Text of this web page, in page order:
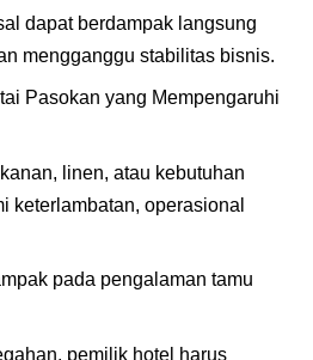
dapat berdampak langsung
mengganggu stabilitas bisnis.
Pasokan yang Mempengaruhi
linen, atau kebutuhan
keterlambatan, operasional
pada pengalaman tamu
pemilik hotel harus